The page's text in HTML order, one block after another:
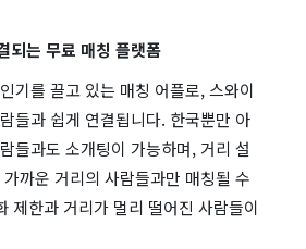
되는 무료 매칭 플랫폼
기를 끌고 있는 매칭 어플로, 스와이
들과 쉽게 연결됩니다. 한국뿐만 아
들과도 소개팅이 가능하며, 거리 설
까운 거리의 사람들과만 매칭될 수
제한과 거리가 멀리 떨어진 사람들이